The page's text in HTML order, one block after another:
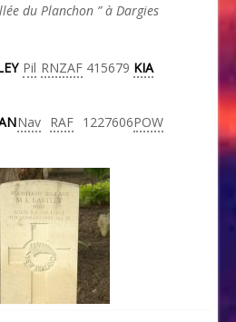
du Planchon ” à Dargies
Pil RNZAF 415679 KIA
Nav RAF 1227606POW